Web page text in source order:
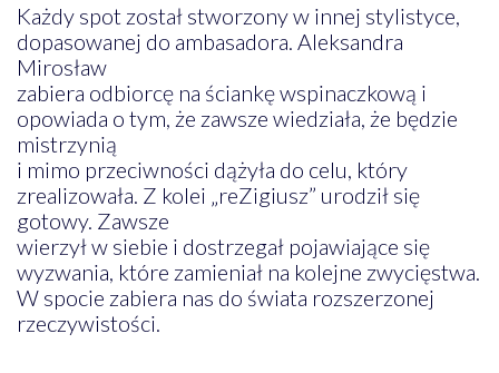
Każdy spot został stworzony w innej stylistyce,
dopasowanej do ambasadora. Aleksandra
Mirosław
zabiera odbiorcę na ściankę wspinaczkową i
opowiada o tym, że zawsze wiedziała, że będzie
mistrzynią
i mimo przeciwności dążyła do celu, który
zrealizowała. Z kolei „reZigiusz” urodził się
gotowy. Zawsze
wierzył w siebie i dostrzegał pojawiające się
wyzwania, które zamieniał na kolejne zwycięstwa.
W spocie zabiera nas do świata rozszerzonej
rzeczywistości.